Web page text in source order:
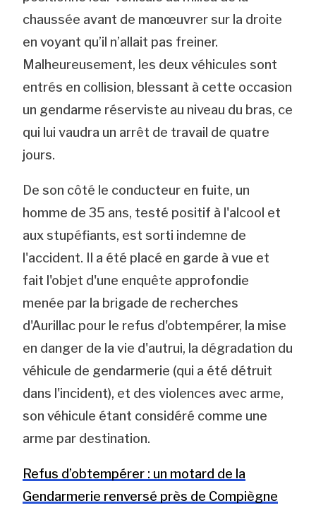
chaussée avant de manœuvrer sur la droite
en voyant qu’il n’allait pas freiner.
Malheureusement, les deux véhicules sont
entrés en collision, blessant à cette occasion
un gendarme réserviste au niveau du bras, ce
qui lui vaudra un arrêt de travail de quatre
jours.
De son côté le conducteur en fuite, un
homme de 35 ans, testé positif à l'alcool et
aux stupéfiants, est sorti indemne de
l'accident. Il a été placé en garde à vue et
fait l'objet d'une enquête approfondie
menée par la brigade de recherches
d'Aurillac pour le refus d'obtempérer, la mise
en danger de la vie d'autrui, la dégradation du
véhicule de gendarmerie (qui a été détruit
dans l'incident), et des violences avec arme,
son véhicule étant considéré comme une
arme par destination.
Refus d’obtempérer : un motard de la
Gendarmerie renversé près de Compiègne